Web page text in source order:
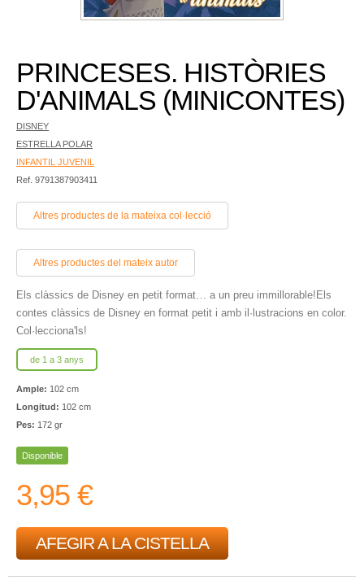
PRINCESES. HISTÒRIES
D'ANIMALS (MINICONTES)
DISNEY
ESTRELLA POLAR
INFANTIL JUVENIL
Ref. 9791387903411
Altres productes de la mateixa col·lecció
Altres productes del mateix autor
Els clàssics de Disney en petit format… a un preu immillorable!Els
contes clàssics de Disney en format petit i amb il·lustracions en color.
Col·lecciona'ls!
de 1 a 3 anys
Ample: 102 cm
Longitud: 102 cm
Pes: 172 gr
Disponible
3,95 €
AFEGIR A LA CISTELLA